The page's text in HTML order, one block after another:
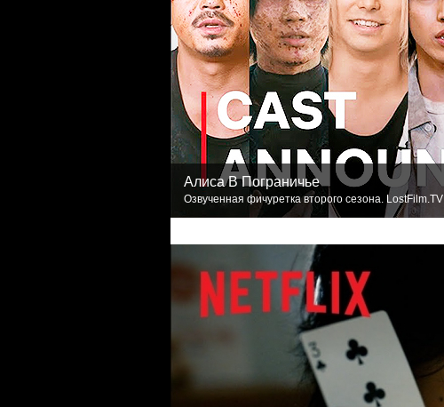
Алиса В Пограничье
Озвученная фичуретка второго сезона. LostFilm.TV